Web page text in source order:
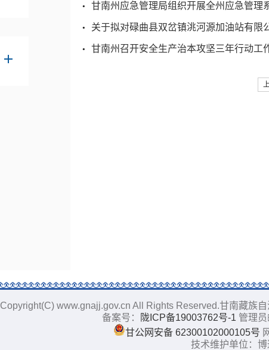
甘南州应急管理局组织开展全州应急管理
关于拟对碌曲县双岔镇洮河源加油站有限
甘南州召开安全生产治本攻坚三年行动工
Copyright(C) www.gnajj.gov.cn All Rights Reserved.甘南藏族
备案号：
陇ICP备19003762号-1 管理
甘公网安备 62300102000105号
技术维护单位：